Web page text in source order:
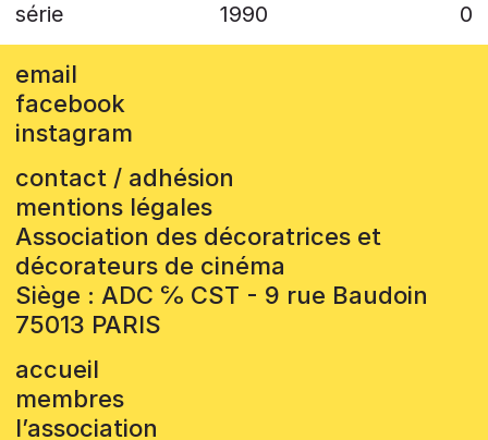
série 1990 0
email
facebook
instagram
contact / adhésion
mentions légales
Association des décoratrices et
décorateurs de cinéma
Siège : ADC ℅ CST - 9 rue Baudoin
75013 PARIS
accueil
membres
l’association